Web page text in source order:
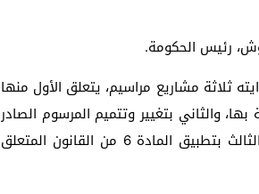
رئيس الحكومة.
ثلاثة مشاريع مراسيم، يتعلق الأول منها
بها، والثاني بتغيير وتتميم المرسوم الصادر
في شأن إحداث منطقة التصدير الحرة سوس ماسة، والثالث بتطبيق المادة 6 من القانون المتعلق